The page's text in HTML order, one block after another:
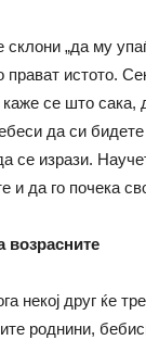
„да му
прават истото.
се што сака,
да си
се изрази.
и да го почека
возрасните
некој друг ќе
роднини,